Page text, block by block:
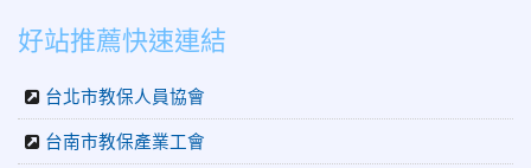
好站推薦快速連結
台北市教保人員協會
台南市教保產業工會